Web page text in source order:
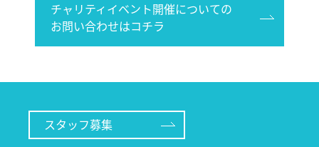
チャリティイベント開催についての
お問い合わせはコチラ
スタッフ募集